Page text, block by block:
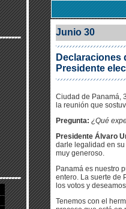
Junio 30
Declaraciones
Presidente
Ciudad de Panamá,
la reunión que
Pregunta: ¿Qué
Presidente Álvaro
darle legalidad en
muy generoso.
Panamá es nuestro
entero. La suerte de
los votos y
Tenemos con el